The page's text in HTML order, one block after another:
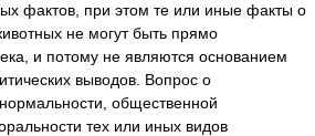
фактов, при этом те или иные факты о
не могут быть прямо
и потому не являются основанием
выводов. Вопрос о
общественной
тех или иных видов